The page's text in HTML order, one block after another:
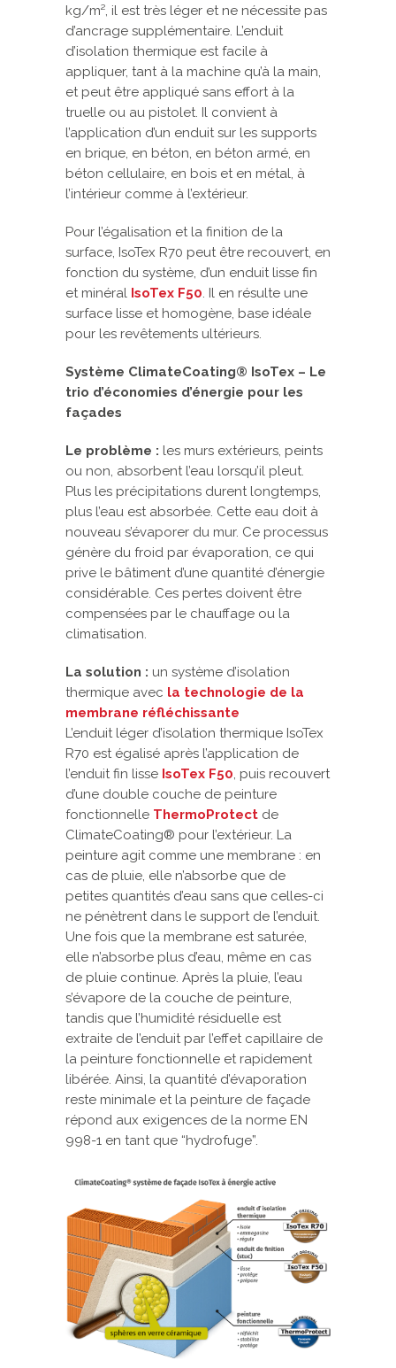
kg/m², il est très léger et ne nécessite pas
d’ancrage supplémentaire. L’enduit
d’isolation thermique est facile à
appliquer, tant à la machine qu’à la main,
et peut être appliqué sans effort à la
truelle ou au pistolet. Il convient à
l’application d’un enduit sur les supports
en brique, en béton, en béton armé, en
béton cellulaire, en bois et en métal, à
l’intérieur comme à l’extérieur.
Pour l’égalisation et la finition de la
surface, IsoTex R70 peut être recouvert, en
fonction du système, d’un enduit lisse fin
et minéral IsoTex F50. Il en résulte une
surface lisse et homogène, base idéale
pour les revêtements ultérieurs.
Système ClimateCoating® IsoTex – Le
trio d’économies d’énergie pour les
façades
Le problème : les murs extérieurs, peints
ou non, absorbent l’eau lorsqu’il pleut.
Plus les précipitations durent longtemps,
plus l’eau est absorbée. Cette eau doit à
nouveau s’évaporer du mur. Ce processus
génère du froid par évaporation, ce qui
prive le bâtiment d’une quantité d’énergie
considérable. Ces pertes doivent être
compensées par le chauffage ou la
climatisation.
La solution : un système d’isolation
thermique avec la technologie de la
membrane réfléchissante
L’enduit léger d’isolation thermique IsoTex
R70 est égalisé après l’application de
l’enduit fin lisse IsoTex F50, puis recouvert
d’une double couche de peinture
fonctionnelle ThermoProtect de
ClimateCoating® pour l’extérieur. La
peinture agit comme une membrane : en
cas de pluie, elle n’absorbe que de
petites quantités d’eau sans que celles-ci
ne pénètrent dans le support de l’enduit.
Une fois que la membrane est saturée,
elle n’absorbe plus d’eau, même en cas
de pluie continue. Après la pluie, l’eau
s’évapore de la couche de peinture,
tandis que l’humidité résiduelle est
extraite de l’enduit par l’effet capillaire de
la peinture fonctionnelle et rapidement
libérée. Ainsi, la quantité d’évaporation
reste minimale et la peinture de façade
répond aux exigences de la norme EN
998-1 en tant que “hydrofuge”.